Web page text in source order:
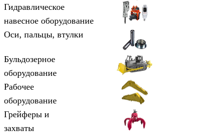
Гидравлическое
навесное оборудование
Оси, пальцы, втулки
Бульдозерное
оборудование
Рабочее
оборудование
Грейферы и
захваты